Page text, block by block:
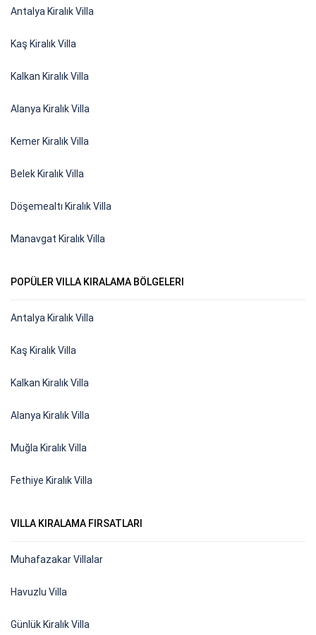
Antalya Kiralık Villa
Kaş Kiralık Villa
Kalkan Kiralık Villa
Alanya Kiralık Villa
Kemer Kiralık Villa
Belek Kiralık Villa
Döşemealtı Kiralık Villa
Manavgat Kiralık Villa
POPÜLER VILLA KIRALAMA BÖLGELERI
Antalya Kiralık Villa
Kaş Kiralık Villa
Kalkan Kiralık Villa
Alanya Kiralık Villa
Muğla Kiralık Villa
Fethiye Kiralık Villa
VILLA KIRALAMA FIRSATLARI
Muhafazakar Villalar
Havuzlu Villa
Günlük Kiralık Villa